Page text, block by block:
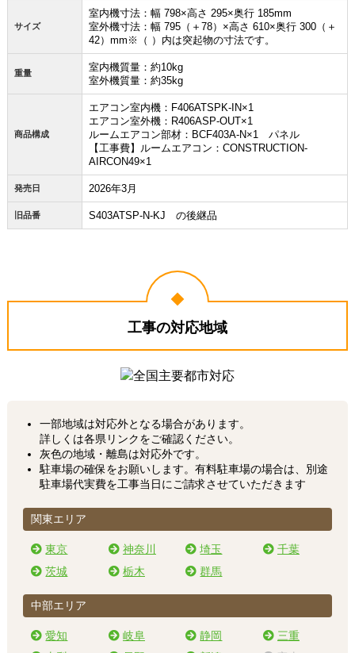
サイズ
室内機寸法：幅 798×高さ 295×奥行 185mm
室外機寸法：幅 795（＋78）×高さ 610×奥行 300（＋
42）mm※（ ）内は突起物の寸法です。
重量
室内機質量：約10kg
室外機質量：約35kg
商品構成
エアコン室内機：F406ATSPK-IN×1
エアコン室外機：R406ASP-OUT×1
ルームエアコン部材：BCF403A-N×1 パネル
【工事費】ルームエアコン：CONSTRUCTION-
AIRCON49×1
発売日 2026年3月
旧品番 S403ATSP-N-KJ の後継品
工事の対応地域
一部地域は対応外となる場合があります。
詳しくは各県リンクをご確認ください。
灰色の地域・離島は対応外です。
駐車場の確保をお願いします。有料駐車場の場合は、別途
駐車場代実費を工事当日にご請求させていただきます
関東エリア
東京 神奈川 埼玉
千葉
茨城
栃木 群馬
中部エリア
愛知 岐阜 静岡
三重